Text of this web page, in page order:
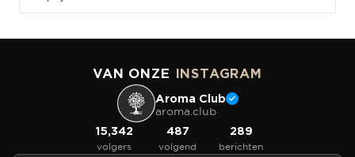
VAN ONZE INSTAGRAM
Aroma Club
aroma.club
15,342
volgers
487
volgend
289
berichten